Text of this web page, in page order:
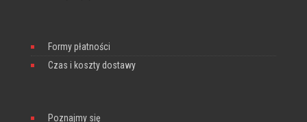
Formy płatności
Czas i koszty dostawy
Poznajmy się